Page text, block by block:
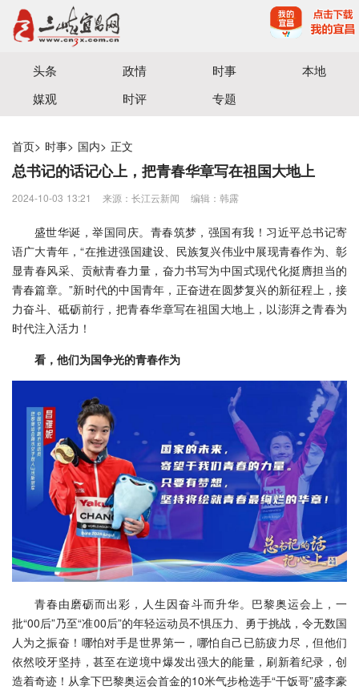
宜昌三峡融媒体中心主办
头条 政情 时事
本地
媒观
时评 专题
首页> 时事> 国内> 正文
总书记的话记心上，把青春华章写在祖国大地上
2024-10-03 13:21 来源：长江云新闻 编辑：韩露
盛世华诞，举国同庆。青春筑梦，强国有我！习近平总书记寄
语广大青年，“在推进强国建设、民族复兴伟业中展现青春作为、彰
显青春风采、贡献青春力量，奋力书写为中国式现代化挺膺担当的
青春篇章。”新时代的中国青年，正奋进在圆梦复兴的新征程上，接
力奋斗、砥砺前行，把青春华章写在祖国大地上，以澎湃之青春为
时代注入活力！
看，他们为国争光的青春作为
青春由磨砺而出彩，人生因奋斗而升华。巴黎奥运会上，一
批“00后”乃至“准00后”的年轻运动员不惧压力、勇于挑战，令无数国
人为之振奋！哪怕对手是世界第一，哪怕自己已筋疲力尽，但他们
依然咬牙坚持，甚至在逆境中爆发出强大的能量，刷新着纪录，创
造着奇迹！从拿下巴黎奥运会首金的10米气步枪选手“干饭哥”盛李豪